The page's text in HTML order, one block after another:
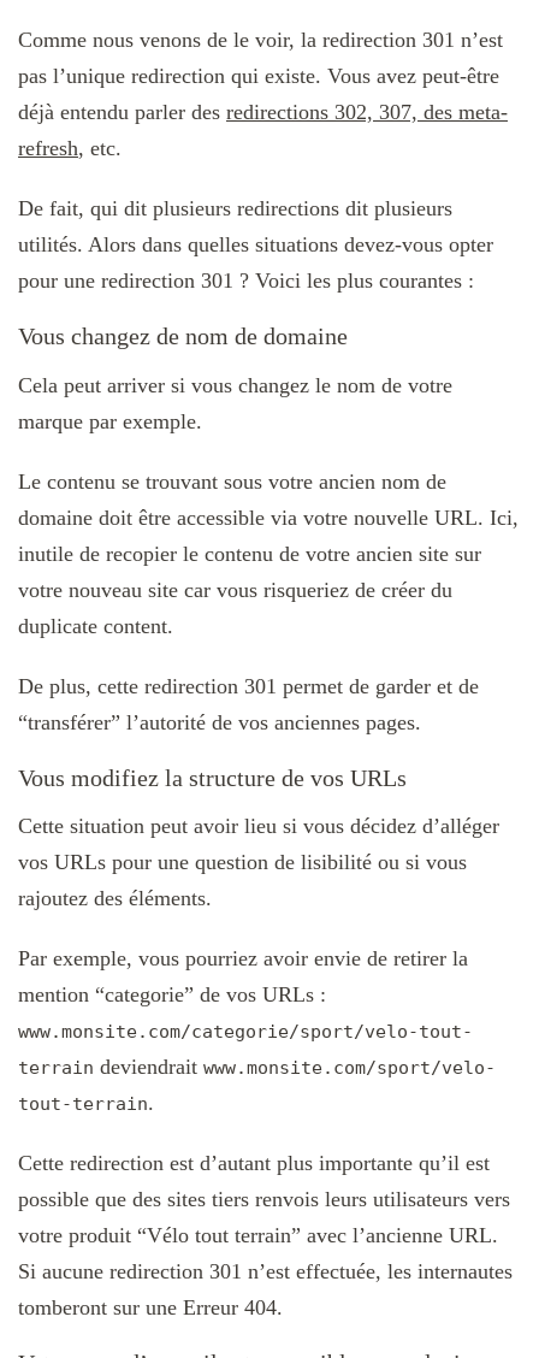
Comme nous venons de le voir, la redirection 301 n’est
pas l’unique redirection qui existe. Vous avez peut-être
déjà entendu parler des redirections 302, 307, des meta-
refresh, etc.
De fait, qui dit plusieurs redirections dit plusieurs
utilités. Alors dans quelles situations devez-vous opter
pour une redirection 301 ? Voici les plus courantes :
Vous changez de nom de domaine
Cela peut arriver si vous changez le nom de votre
marque par exemple.
Le contenu se trouvant sous votre ancien nom de
domaine doit être accessible via votre nouvelle URL. Ici,
inutile de recopier le contenu de votre ancien site sur
votre nouveau site car vous risqueriez de créer du
duplicate content.
De plus, cette redirection 301 permet de garder et de
“transférer” l’autorité de vos anciennes pages.
Vous modifiez la structure de vos URLs
Cette situation peut avoir lieu si vous décidez d’alléger
vos URLs pour une question de lisibilité ou si vous
rajoutez des éléments.
Par exemple, vous pourriez avoir envie de retirer la
mention “categorie” de vos URLs :
www.monsite.com/categorie/sport/velo-tout-
terrain deviendrait www.monsite.com/sport/velo-
tout-terrain.
Cette redirection est d’autant plus importante qu’il est
possible que des sites tiers renvois leurs utilisateurs vers
votre produit “Vélo tout terrain” avec l’ancienne URL.
Si aucune redirection 301 n’est effectuée, les internautes
tomberont sur une Erreur 404.